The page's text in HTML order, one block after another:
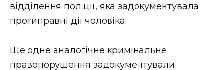
відділення поліції, яка задокументувала
протиправні дії чоловіка.
Ще одне аналогічне кримінальне
правопорушення задокументували